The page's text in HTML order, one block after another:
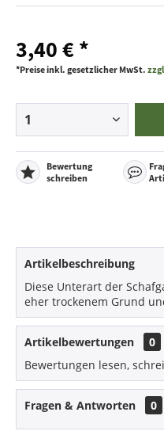
3,40 € *
*Preise inkl. gesetzlicher MwSt.
Bewertung
schreiben
Artikelbeschreibung
Diese Unterart der
eher trockenem Grund
Artikelbewertungen
0
Bewertungen lesen,
Fragen & Antworten 0